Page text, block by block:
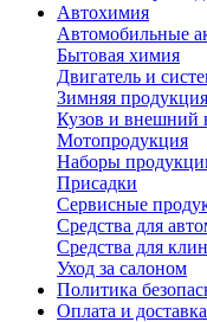
Автохимия
Автомобильные
Бытовая химия
Двигатель и
Зимняя продукция
Кузов и внешний
Мотопродукция
Наборы
Присадки
Сервисные
Средства для
Средства для
Уход за салоном
Политика
Оплата и доставка